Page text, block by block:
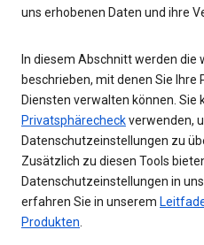
uns erhobenen Daten und ihre
In diesem Abschnitt werden die
beschrieben, mit denen Sie Ihre
Diensten verwalten können. Sie
Privatsphärecheckverwenden,
Datenschutzeinstellungen zu
Zusätzlich zu diesen Tools
Datenschutzeinstellungen in
erfahren Sie in unserem
Produkten